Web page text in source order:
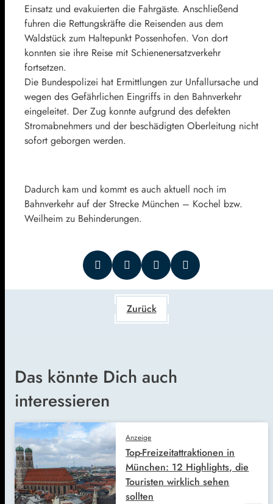
Einsatz und evakuierten die Fahrgäste. Anschließend
fuhren die Rettungskräfte die Reisenden aus dem
Waldstück zum Haltepunkt Possenhofen. Von dort
konnten sie ihre Reise mit Schienenersatzverkehr
fortsetzen.
Die Bundespolizei hat Ermittlungen zur Unfallursache und
wegen des Gefährlichen Eingriffs in den Bahnverkehr
eingeleitet. Der Zug konnte aufgrund des defekten
Stromabnehmers und der beschädigten Oberleitung nicht
sofort geborgen werden.
Dadurch kam und kommt es auch aktuell noch im
Bahnverkehr auf der Strecke München – Kochel bzw.
Weilheim zu Behinderungen.
Zurück
Das könnte Dich auch
interessieren
Anzeige
Top-Freizeitattraktionen in
München: 12 Highlights, die
Touristen wirklich sehen
sollten